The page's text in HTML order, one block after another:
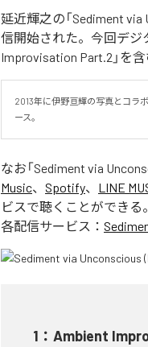
延近輝之の「Sediment via
信開始された。今回デジ
Improvisation Part.2」を
2013年に伊野亘輝の写真とコラ
ース。
なお「Sediment via
Music、 Spotify、 LINE
ビスで聴くことができる。
各配信サービス：
1 ： Ambient